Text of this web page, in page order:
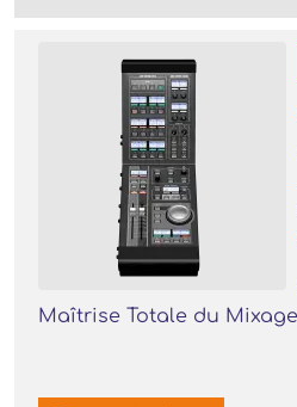
Maîtrise Totale du